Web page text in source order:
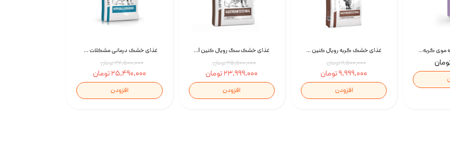
غذای خشک درمانی مشکلات گوارشی سگ رویال کنین Royal Canin Hypoallergenic وزن 7 کیلوگرم | پت استوک
۲۷,۵۰۰,۰۰۰ تومان
۲۵,۴۹۰,۰۰۰ تومان
افزودن
غذای خشک سگ رویال کنین Royal Canin Gastrointestinal وزن 7.5 کیلوگرم | پت استوک
۲۵,۵۰۰,۰۰۰ تومان
۲۳,۹۹۹,۰۰۰ تومان
افزودن
غذای خشک گربه رویال کنین Gastrointestinal Fibre Response وزن 2 کیلوگرم | پت استوک
۱۱,۵۰۰,۰۰۰ تومان
۹,۹۹۹,۰۰۰ تومان
افزودن
اسپری بازکننده گره موی گربه نئوپت Neopet Detangling Spray حجم 120 میلی گرم